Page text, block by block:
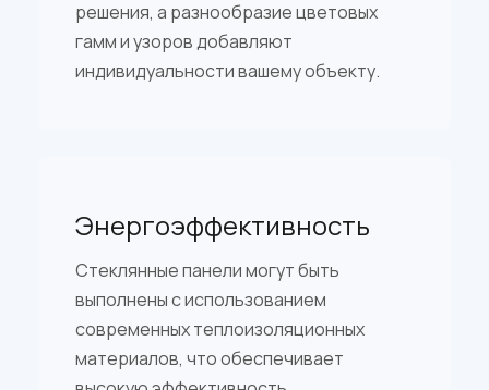
решения, а разнообразие цветовых
гамм и узоров добавляют
индивидуальности вашему объекту.
Энергоэффективность
Стеклянные панели могут быть
выполнены с использованием
современных теплоизоляционных
материалов, что обеспечивает